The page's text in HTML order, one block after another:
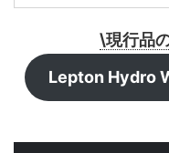
\現行品
Lepton Hydro